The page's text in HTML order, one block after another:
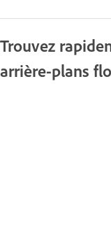
Trouvez
arrière-plans